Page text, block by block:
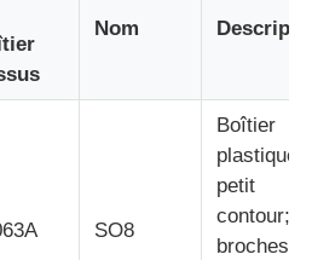
Nom
SO8
Boîtier
plastique
petit
contour; 8
broches;